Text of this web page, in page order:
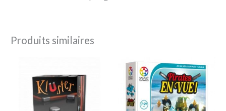
Produits similaires